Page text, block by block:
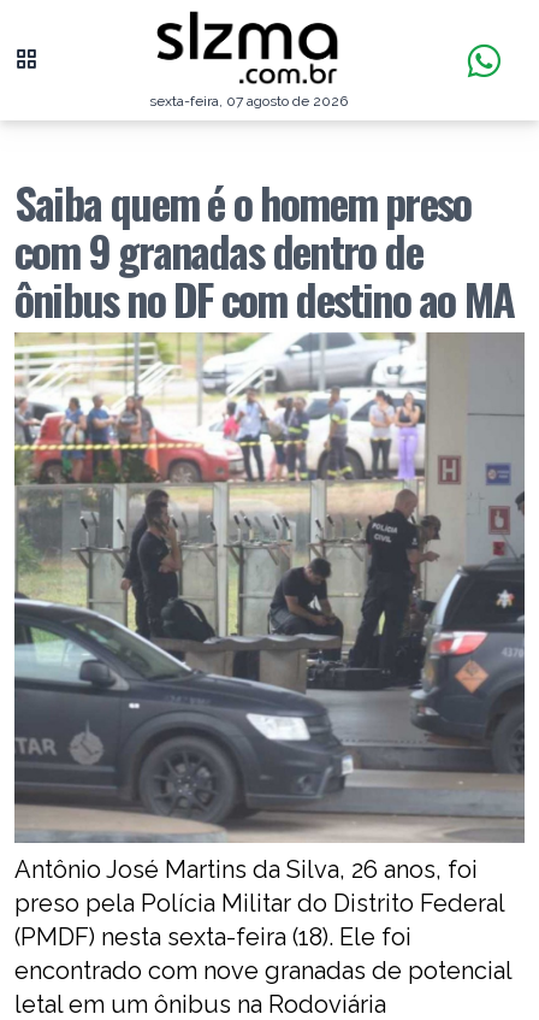
sexta-feira, 07 agosto de 2026
Saiba quem é o homem preso
com 9 granadas dentro de
ônibus no DF com destino ao MA
Antônio José Martins da Silva, 26 anos, foi
preso pela Polícia Militar do Distrito Federal
(PMDF) nesta sexta-feira (18). Ele foi
encontrado com nove granadas de potencial
letal em um ônibus na Rodoviária